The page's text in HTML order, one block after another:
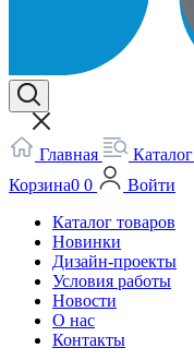
Главная Каталог
Корзина0 0
Войти
Каталог товаров
Новинки
Дизайн-проекты
Условия работы
Новости
О нас
Контакты